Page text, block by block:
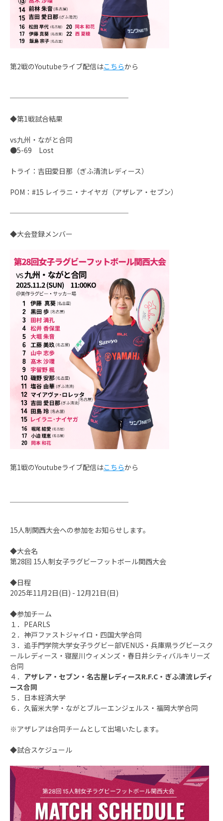
第2戦のYoutubeライブ配信はこちらから
─────────────────
◆第1戦試合結果
vs九州・ながと合同
●5-69 Lost
トライ：吉田愛日那（ぎふ清流レディース）
POM：#15 レイラニ・ナイヤガ（アザレア・セブン）
─────────────────
◆大会登録メンバー
第1戦のYoutubeライブ配信はこちらから
15人制関西大会への参加をお知らせします。
◆大会名
第28回 15人制女子ラグビーフットボール関西大会
◆日程
2025年11月2日(日) - 12月21日(日)
◆参加チーム
１．PEARLS
２．神戸ファストジャイロ・四国大学合同
３．追手門学院大学女子ラグビー部VENUS・兵庫県ラグビースク
ールレディース・寝屋川ウィメンズ・春日井シティバルキリーズ
合同
４． アザレア・セブン・名古屋レディースR.F.C・ぎふ清流レディ
ース合同
５．日本経済大学
６．久留米大学・ながとブルーエンジェルス・福岡大学合同
※アザレアは合同チームとして出場いたします。
◆試合スケジュール